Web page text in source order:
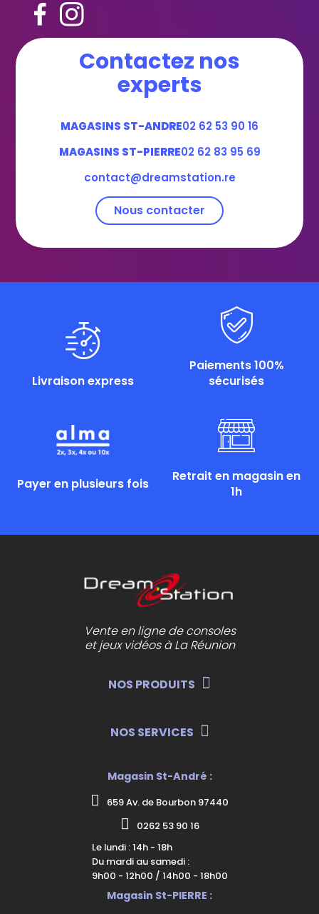
Contactez nos
experts
MAGASINS ST-ANDRE02 62 53 90 16
MAGASINS ST-PIERRE02 62 83 95 69
contact@dreamstation.re
Nous contacter
Livraison express
Paiements 100%
sécurisés
Payer en plusieurs fois
Retrait en magasin en
1h
Vente en ligne de consoles
et jeux vidéos à La Réunion
NOS PRODUITS
NOS SERVICES
Magasin St-André :
659 Av. de Bourbon 97440
0262 53 90 16
Le lundi : 14h - 18h
Du mardi au samedi :
9h00 - 12h00 / 14h00 - 18h00
Magasin St-PIERRE :